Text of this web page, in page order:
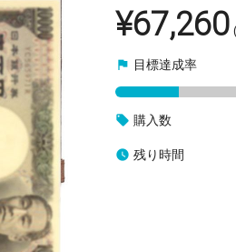
¥67,260
flag 目標達成率
local_offer 購入数
watch_later 残り時間